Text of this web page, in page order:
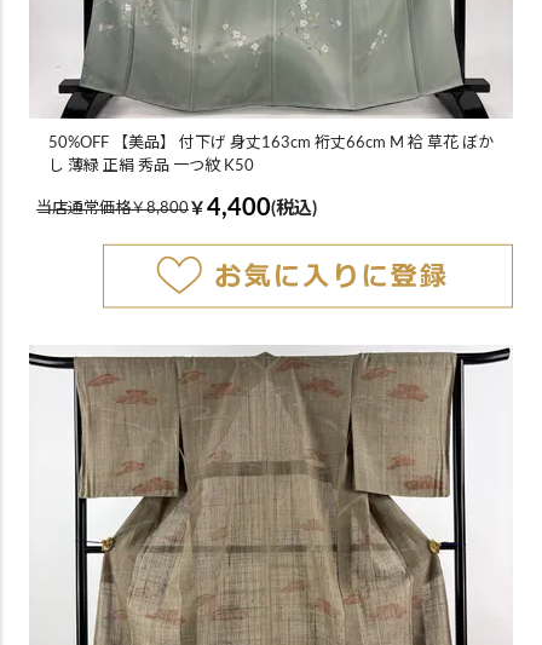
50%OFF 【美品】 付下げ 身丈163cm 裄丈66cm M 袷 草花 ぼか
し 薄緑 正絹 秀品 一つ紋 K50
当店通常価格￥8,800￥ 4,400(税込)